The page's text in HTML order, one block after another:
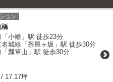
ョン
橋
小幡」駅 徒歩23分
城線「茶屋ヶ坂」駅 徒歩30分
瓢箪山」駅 徒歩30分
17.17坪